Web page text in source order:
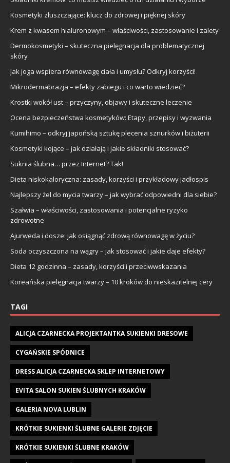
Kosmetyki złuszczające: klucz do zdrowej i pięknej skóry
Krem z kwasem hialuronowym – właściwości, zastosowanie i zalety
Dermokosmetyki – skuteczna pielęgnacja dla problematycznej
skóry
Jak joga wspiera równowagę ciała i umysłu? Odkryj korzyści!
Mikrodermabrazja – efekty zabiegu i co warto wiedzieć?
Krostki wokół ust – przyczyny, objawy i skuteczne leczenie
Ocena bezpieczeństwa kosmetyków: Etapy, przepisy i wyzwania
Kumihimo – odkryj japońską sztukę plecenia sznurków i biżuterii
Kosmetyki kojące – jak działają i jakie składniki stosować?
Suknia ślubna… przez Internet? Tak!
Dieta niskokaloryczna: zasady, korzyści i przykładowy jadłospis
Najlepszy żel do mycia twarzy – jak wybrać odpowiedni dla siebie?
Szałwia – właściwości, zastosowania i potencjalne ryzyko
zdrowotne
Ajurweda i dosze: jak osiągnąć zdrową równowagę w życiu?
Soda oczyszczona na wągry – jak stosować i jakie daje efekty?
Dieta 12 godzinna – zasady, korzyści i przeciwwskazania
Koreańska pielęgnacja twarzy – 10 kroków do nieskazitelnej cery
TAGI
ALICJA CZARNECKA PROJEKTANTKA SUKIENKI DRESOWE
CYGAŃSKIE SPÓDNICE
DRESS ALICJA CZARNECKA SKLEP INTERNETOWY
EVITA SALON SUKIEN ŚLUBNYCH KRAKÓW
GALERIA NOVA LUBLIN
KRÓTKIE SUKIENKI ŚLUBNE GALERIE ZDJĘCIE
KRÓTKIE SUKIENKI ŚLUBNE KRAKÓW